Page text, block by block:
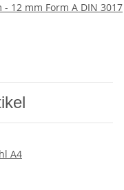
12 mm Form A DIN 3017